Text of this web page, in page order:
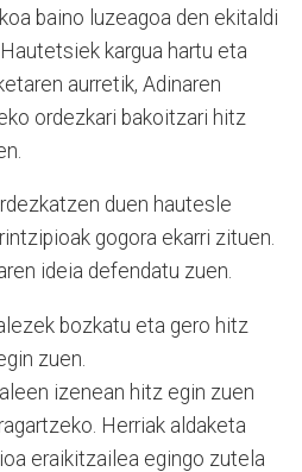
baino luzeagoa den ekitaldi
kargua hartu eta
aurretik, Adinaren
ordezkari bakoitzari hitz
duen hautesle
gogora ekarri zituen.
ideia defendatu zuen.
bozkatu eta gero hitz
zuen.
izenean hitz egin zuen
Herriak aldaketa
eraikitzailea egingo zutela